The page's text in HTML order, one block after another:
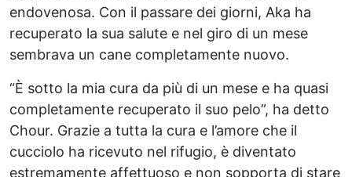
endovenosa. Con il passare dei giorni, Aka ha
recuperato la sua salute e nel giro di un mese
sembrava un cane completamente nuovo.
“È sotto la mia cura da più di un mese e ha quasi
completamente recuperato il suo pelo”, ha detto
Chour. Grazie a tutta la cura e l’amore che il
cucciolo ha ricevuto nel rifugio, è diventato
estremamente affettuoso e non sopporta di stare